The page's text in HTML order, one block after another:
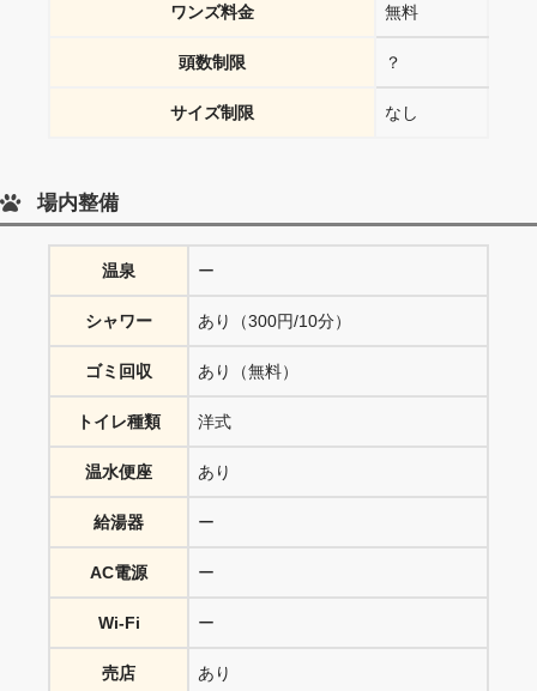
ワンズ料金 無料
頭数制限 ？
サイズ制限 なし
場内整備
温泉 ー
シャワー あり（300円/10分）
ゴミ回収 あり（無料）
トイレ種類 洋式
温水便座 あり
給湯器 ー
AC電源 ー
Wi-Fi ー
売店 あり